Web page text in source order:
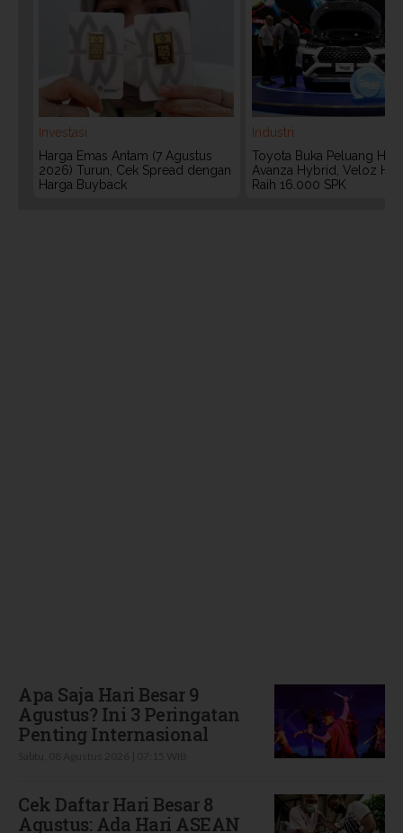
Investasi
Harga Emas Antam (7 Agustus
2026) Turun, Cek Spread dengan
Harga Buyback
Industri
Toyota Buka Peluang
Avanza Hybrid, Veloz
Raih 16.000 SPK
Apa Saja Hari Besar 9
Agustus? Ini 3 Peringatan
Penting Internasional
Cek Daftar Hari Besar 8
Agustus: Ada Hari ASEAN